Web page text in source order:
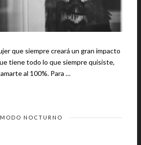
que siempre creará un gran impacto
tiene todo lo que siempre quisiste,
pero no se atreve a amarte al 100%. Para …
MODO NOCTURNO